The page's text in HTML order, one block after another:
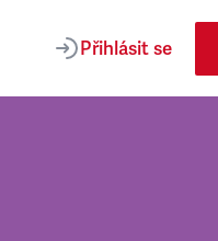
Přihlásit se